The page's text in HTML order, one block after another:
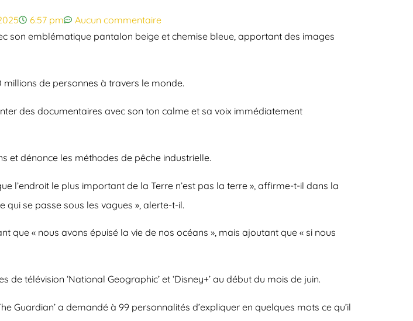
6:57 pm
Aucun commentaire
son emblématique pantalon beige et chemise bleue, apportant des images
millions de personnes à travers le monde.
des documentaires avec son ton calme et sa voix immédiatement
et dénonce les méthodes de pêche industrielle.
l’endroit le plus important de la Terre n’est pas la terre », affirme-t-il dans la
se passe sous les vagues », alerte-t-il.
« nous avons épuisé la vie de nos océans », mais ajoutant que « si nous
télévision ‘National Geographic’ et ‘Disney+’ au début du mois de juin.
Guardian’ a demandé à 99 personnalités d’expliquer en quelques mots ce qu’il